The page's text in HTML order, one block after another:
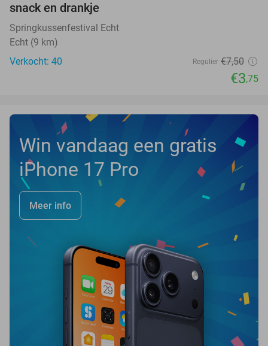
TODAY
snack en drankje
Springkussenfestival Echt
Echt (9 km)
Verkocht: 40
Regulier €7,50
€3,75
Win vandaag een gratis
iPhone 17 Pro
Meer info